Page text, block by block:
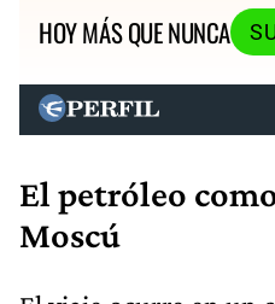
HOY MÁS QUE NUNCA
El petróleo
Moscú